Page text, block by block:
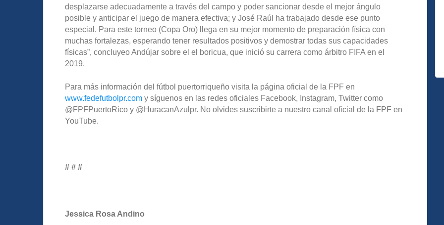
desplazarse adecuadamente a través del campo y poder sancionar desde el mejor ángulo
posible y anticipar el juego de manera efectiva; y José Raúl ha trabajado desde ese punto
especial. Para este torneo (Copa Oro) llega en su mejor momento de preparación física con
muchas fortalezas, esperando tener resultados positivos y demostrar todas sus capacidades
físicas”, concluyeo Andújar sobre el el boricua, que inició su carrera como árbitro FIFA en el
2019.
Para más información del fútbol puertorriqueño visita la página oficial de la FPF en
www.fedefutbolpr.com y síguenos en las redes oficiales Facebook, Instagram, Twitter como
@FPFPuertoRico y @HuracanAzulpr. No olvides suscribirte a nuestro canal oficial de la FPF en
YouTube.
# # #
Jessica Rosa Andino